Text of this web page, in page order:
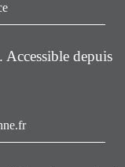
Accessible depuis